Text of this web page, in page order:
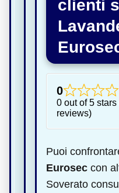
clienti
0
0 out of 5
reviews)
Puoi
Eurosec con
Soverato